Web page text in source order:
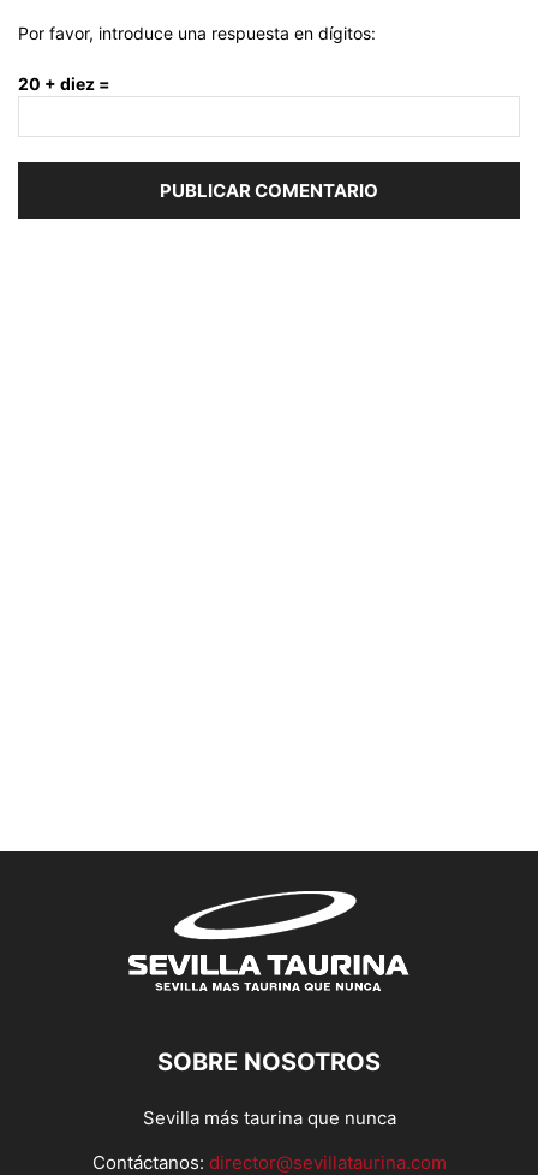
Por favor, introduce una respuesta en dígitos:
20 + diez =
SOBRE NOSOTROS
Sevilla más taurina que nunca
Contáctanos: director@sevillataurina.com